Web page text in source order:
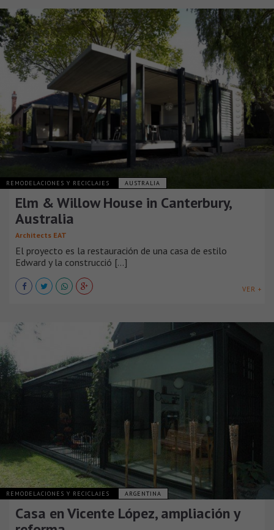
REMODELACIONES Y RECICLAJES AUSTRALIA
Elm & Willow House in Canterbury,
Australia
Architects EAT
El proyecto es la restauración de una casa de estilo
Edward y la construcció [...]
VER +
REMODELACIONES Y RECICLAJES ARGENTINA
Casa en Vicente López, ampliación y